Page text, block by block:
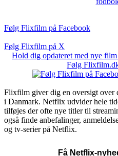
Følg Flixfilm på Facebook
Følg Flixfilm på X
Hold dig opdateret med nye
Følg
Flixfilm giver dig en oversigt over
i Danmark. Netflix udvider hele
tilføjes der ofte nye titler til
også finde anbefalinger,
og tv-serier på Netflix.
Få Netflix-